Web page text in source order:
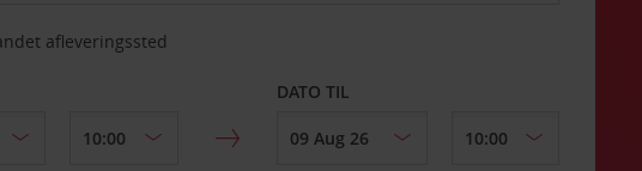
afleveringssted
DATO TIL